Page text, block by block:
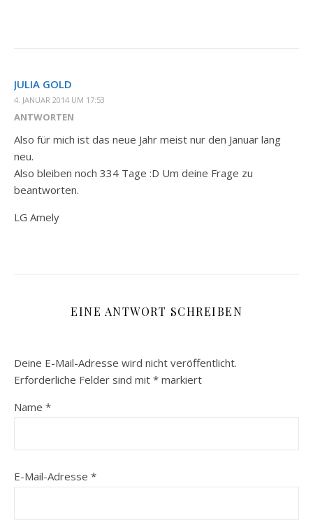
JULIA GOLD
4. JANUAR 2014 UM 17:53
ANTWORTEN
Also für mich ist das neue Jahr meist nur den Januar lang
neu.
Also bleiben noch 334 Tage :D Um deine Frage zu
beantworten.
LG Amely
EINE ANTWORT SCHREIBEN
Deine E-Mail-Adresse wird nicht veröffentlicht.
Erforderliche Felder sind mit * markiert
Name *
E-Mail-Adresse *